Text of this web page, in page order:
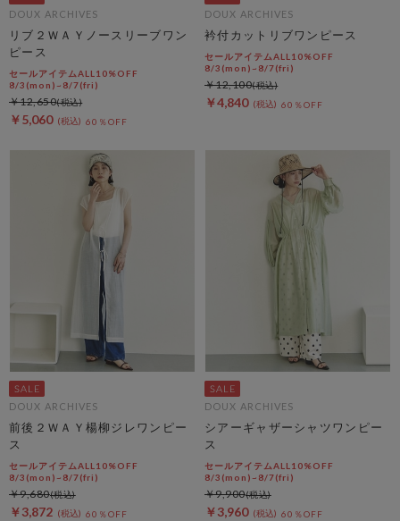
DOUX ARCHIVES
リブ２ＷＡＹノースリーブワン
ピース
セールアイテムALL10%OFF
8/3(mon)~8/7(fri)
￥5,060 60％OFF
￥12,650
DOUX ARCHIVES
衿付カットリブワンピース
セールアイテムALL10%OFF
8/3(mon)~8/7(fri)
￥4,840 60％OFF
￥12,100
DOUX ARCHIVES
前後２ＷＡＹ楊柳ジレワンピー
ス
セールアイテムALL10%OFF
8/3(mon)~8/7(fri)
￥3,872 60％OFF
￥9,680
DOUX ARCHIVES
シアーギャザーシャツワンピー
ス
セールアイテムALL10%OFF
8/3(mon)~8/7(fri)
￥3,960 60％OFF
￥9,900